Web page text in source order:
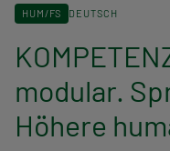
d
n
a
v
HUM/FS DEUTSCH
modular.
Höhere